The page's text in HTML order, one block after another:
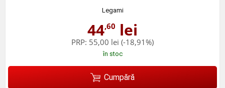
Legami
44,60 lei
PRP: 55,00 lei (-18,91%)
în stoc
Cumpără